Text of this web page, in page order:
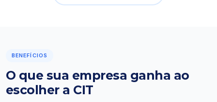
BENEFÍCIOS
O que sua empresa ganha ao
escolher a CIT